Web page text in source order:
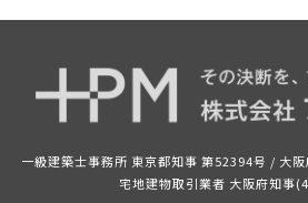
一級建築士事務所 東京都知事 第52394号 / 大
宅地建物取引業者 大阪府知事